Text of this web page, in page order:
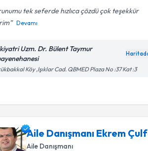
tek seferde hızlıca çözdü çok teşekkür
Devamı
Uzm. Dr. Bülent Taymur
Köy ,Işıklar Cad. QBMED Plaza No :37 Kat :3
Aile Danışmanı Ekrem
Aile Danışmanı